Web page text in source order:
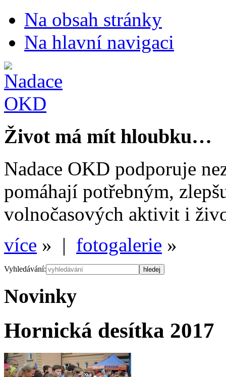
Na obsah stránky
Na hlavní navigaci
Život má mít hloubku…
Nadace OKD podporuje
pomáhají potřebným,
volnočasových aktivit i
více » | fotogalerie »
Vyhledávání:
Novinky
Hornická desítka 2017